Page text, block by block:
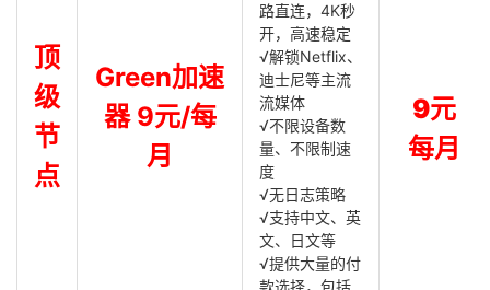
顶
级
节
点
Green加速
器 9元/每
月
路直连，4K秒
开，高速稳定
√解锁Netflix、
迪士尼等主流
流媒体
√不限设备数
量、不限制速
度
√无日志策略
√支持中文、英
文、日文等
√提供大量的付
款选择，包括
9元
每月